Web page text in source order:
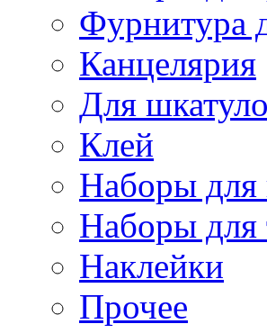
Фурнитура
Канцелярия
Для
Клей
Наборы для
Наборы для
Наклейки
Прочее